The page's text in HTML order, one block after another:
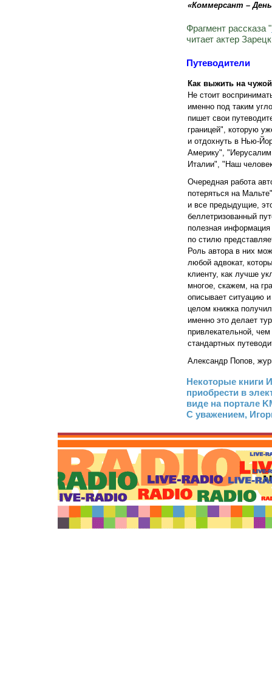
«Коммерсант –
Фрагмент рассказа "
читает актер
Путеводители
Как выжить на
Не стоит
именно под таким
пишет свои
границей", которую
и отдохнуть в Нью-
Америку",
Италии", "Наш
Очередная работа
потеряться на
и все предыдущие,
беллетризованный
полезная информация
по стилю
Роль автора в них
любой адвокат,
клиенту, как лучше
многое, скажем, на
описывает ситуацию и
целом книжка
именно это делает
привлекательной,
стандартных
Александр Попов,
Некоторые книги
приобрести в
виде на портале
С уважением,